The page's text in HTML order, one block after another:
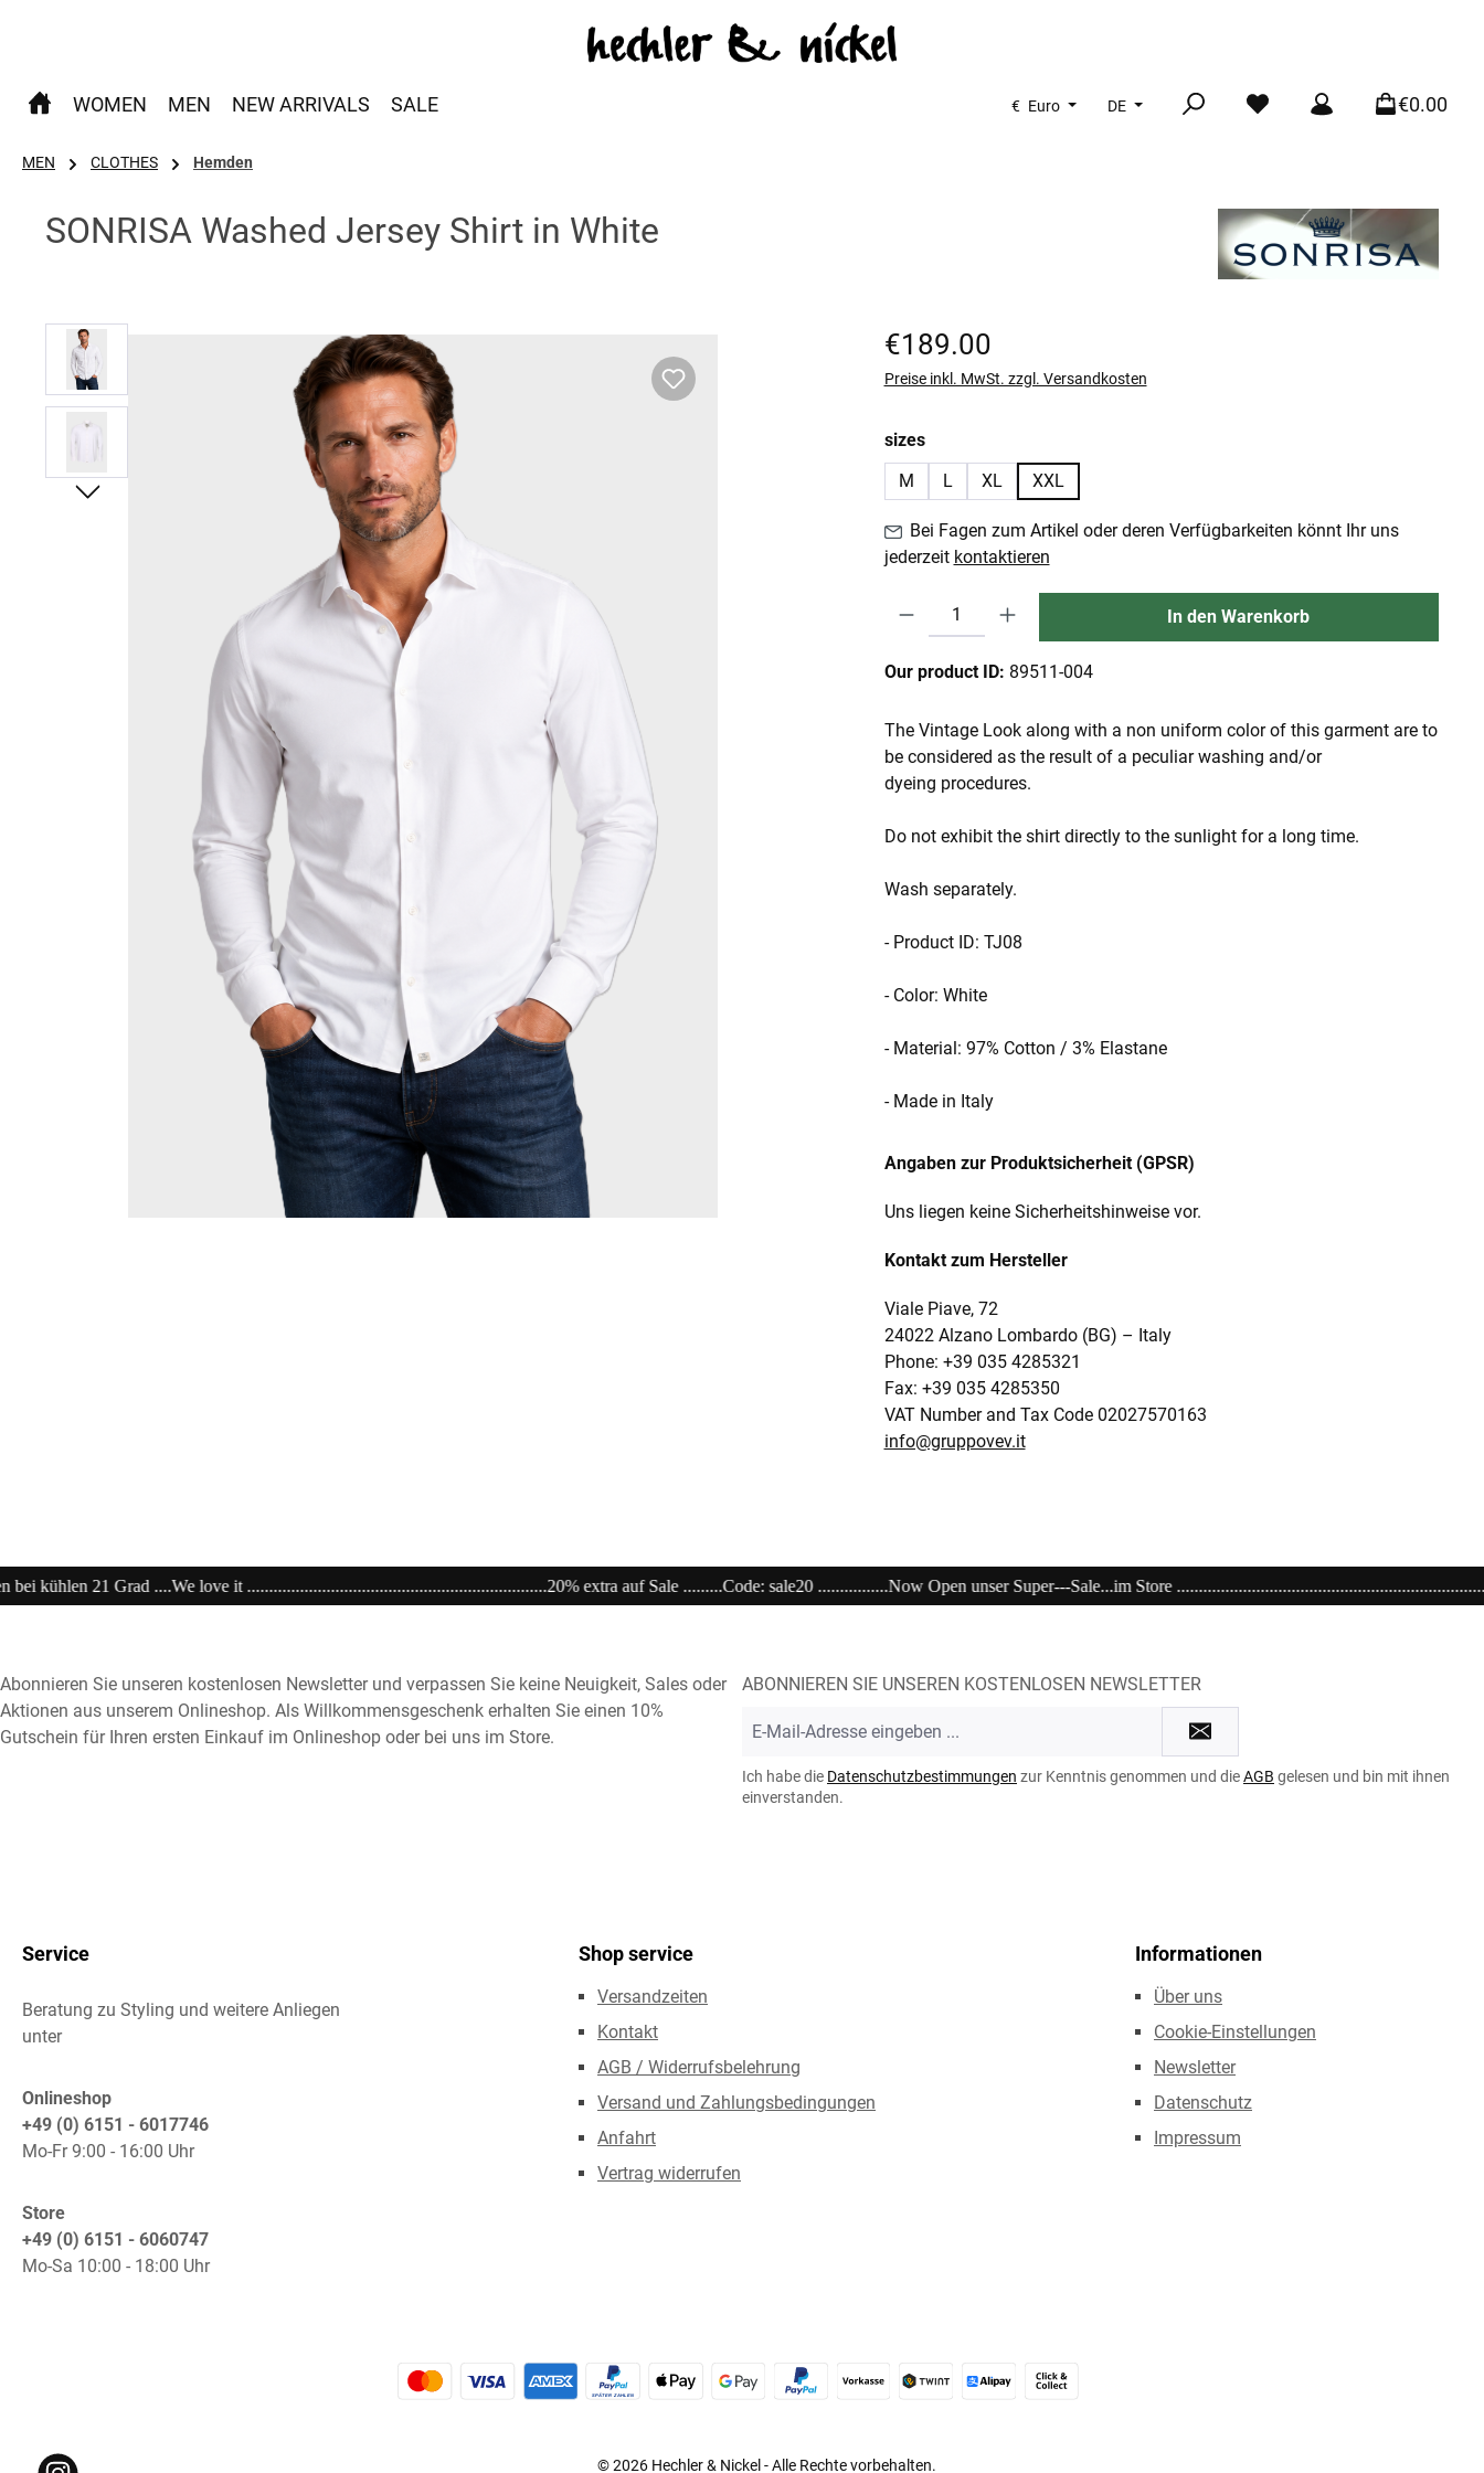
WOMEN MEN NEW ARRIVALS SALE € Euro DE €0.00
MEN CLOTHES Hemden
SONRISA Washed Jersey Shirt in White
Bildergalerie überspringen Regulärer Preis:
€189.00
Preise inkl. MwSt. zzgl. Versandkosten
sizesauswählen
M
L XL XXL
Bei Fagen zum Artikel oder deren Verfügbarkeiten könnt Ihr uns
jederzeit kontaktieren
Produkt Anzahl: Gib den gewünschten Wert ein oder benutze die Schaltflächen um die
In den Warenkorb
Our product ID: 89511-004
The Vintage Look along with a non uniform color of this garment are to
be considered as the result of a peculiar washing and/or
dyeing procedures.
Do not exhibit the shirt directly to the sunlight for a long time.
Wash separately.
- Product ID: TJ08
- Color: White
- Material: 97% Cotton / 3% Elastane
- Made in Italy
Angaben zur Produktsicherheit (GPSR)
Uns liegen keine Sicherheitshinweise vor.
Kontakt zum Hersteller
Viale Piave, 72
24022 Alzano Lombardo (BG) – Italy
Phone: +39 035 4285321
Fax: +39 035 4285350
VAT Number and Tax Code 02027570163
info@gruppovev.it
extra auf Sale .........Code: sale20 ................Now Open unser Super---Sale...im Store
Abonnieren Sie unseren kostenlosen Newsletter und verpassen Sie keine Neuigkeit, Sales oder
Aktionen aus unserem Onlineshop. Als Willkommensgeschenk erhalten Sie einen 10%
Gutschein für Ihren ersten Einkauf im Onlineshop oder bei uns im Store.
ABONNIEREN SIE UNSEREN KOSTENLOSEN NEWSLETTER
Mail-
*
Ich habe die Datenschutzbestimmungen zur Kenntnis genommen und dieAGB gelesen und bin mit ihnen
einverstanden.
Service
Beratung zu Styling und weitere Anliegen
unter
Onlineshop
+49 (0) 6151 - 6017746
Mo-Fr 9:00 - 16:00 Uhr
Store
+49 (0) 6151 - 6060747
Mo-Sa 10:00 - 18:00 Uhr
Shop service
Versandzeiten
Kontakt
AGB / Widerrufsbelehrung
Versand und Zahlungsbedingungen
Anfahrt
Vertrag widerrufen
Informationen
Über uns
Cookie-Einstellungen
Newsletter
Datenschutz
Impressum
© 2026 Hechler & Nickel - Alle Rechte vorbehalten.